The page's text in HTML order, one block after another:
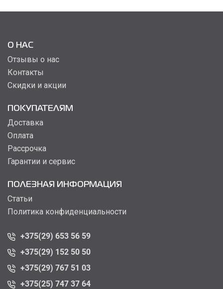
О НАС
Отзывы о нас
Контакты
Скидки и акции
ПОКУПАТЕЛЯМ
Доставка
Оплата
Рассрочка
Гарантии и сервис
ПОЛЕЗНАЯ ИНФОРМАЦИЯ
Статьи
Политика конфиденциальности
+375(29) 653 56 59
+375(29) 152 50 50
+375(29) 767 51 03
+375(25) 747 37 64